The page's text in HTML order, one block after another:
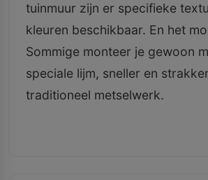
tuinmuur zijn er specifieke
kleuren beschikbaar. En het
Sommige monteer je gewoon
speciale lijm, sneller en
traditioneel metselwerk.